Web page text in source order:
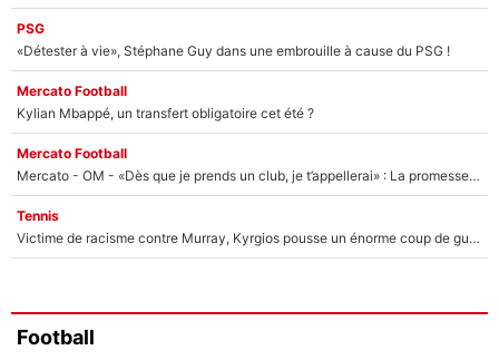
PSG
«Détester à vie», Stéphane Guy dans une embrouille à cause du PSG !
Mercato Football
Kylian Mbappé, un transfert obligatoire cet été ?
Mercato Football
Mercato - OM - «Dès que je prends un club, je t’appellerai» : La promesse de Marcelino au moment de claquer la porte
Tennis
Victime de racisme contre Murray, Kyrgios pousse un énorme coup de gueule !
Football